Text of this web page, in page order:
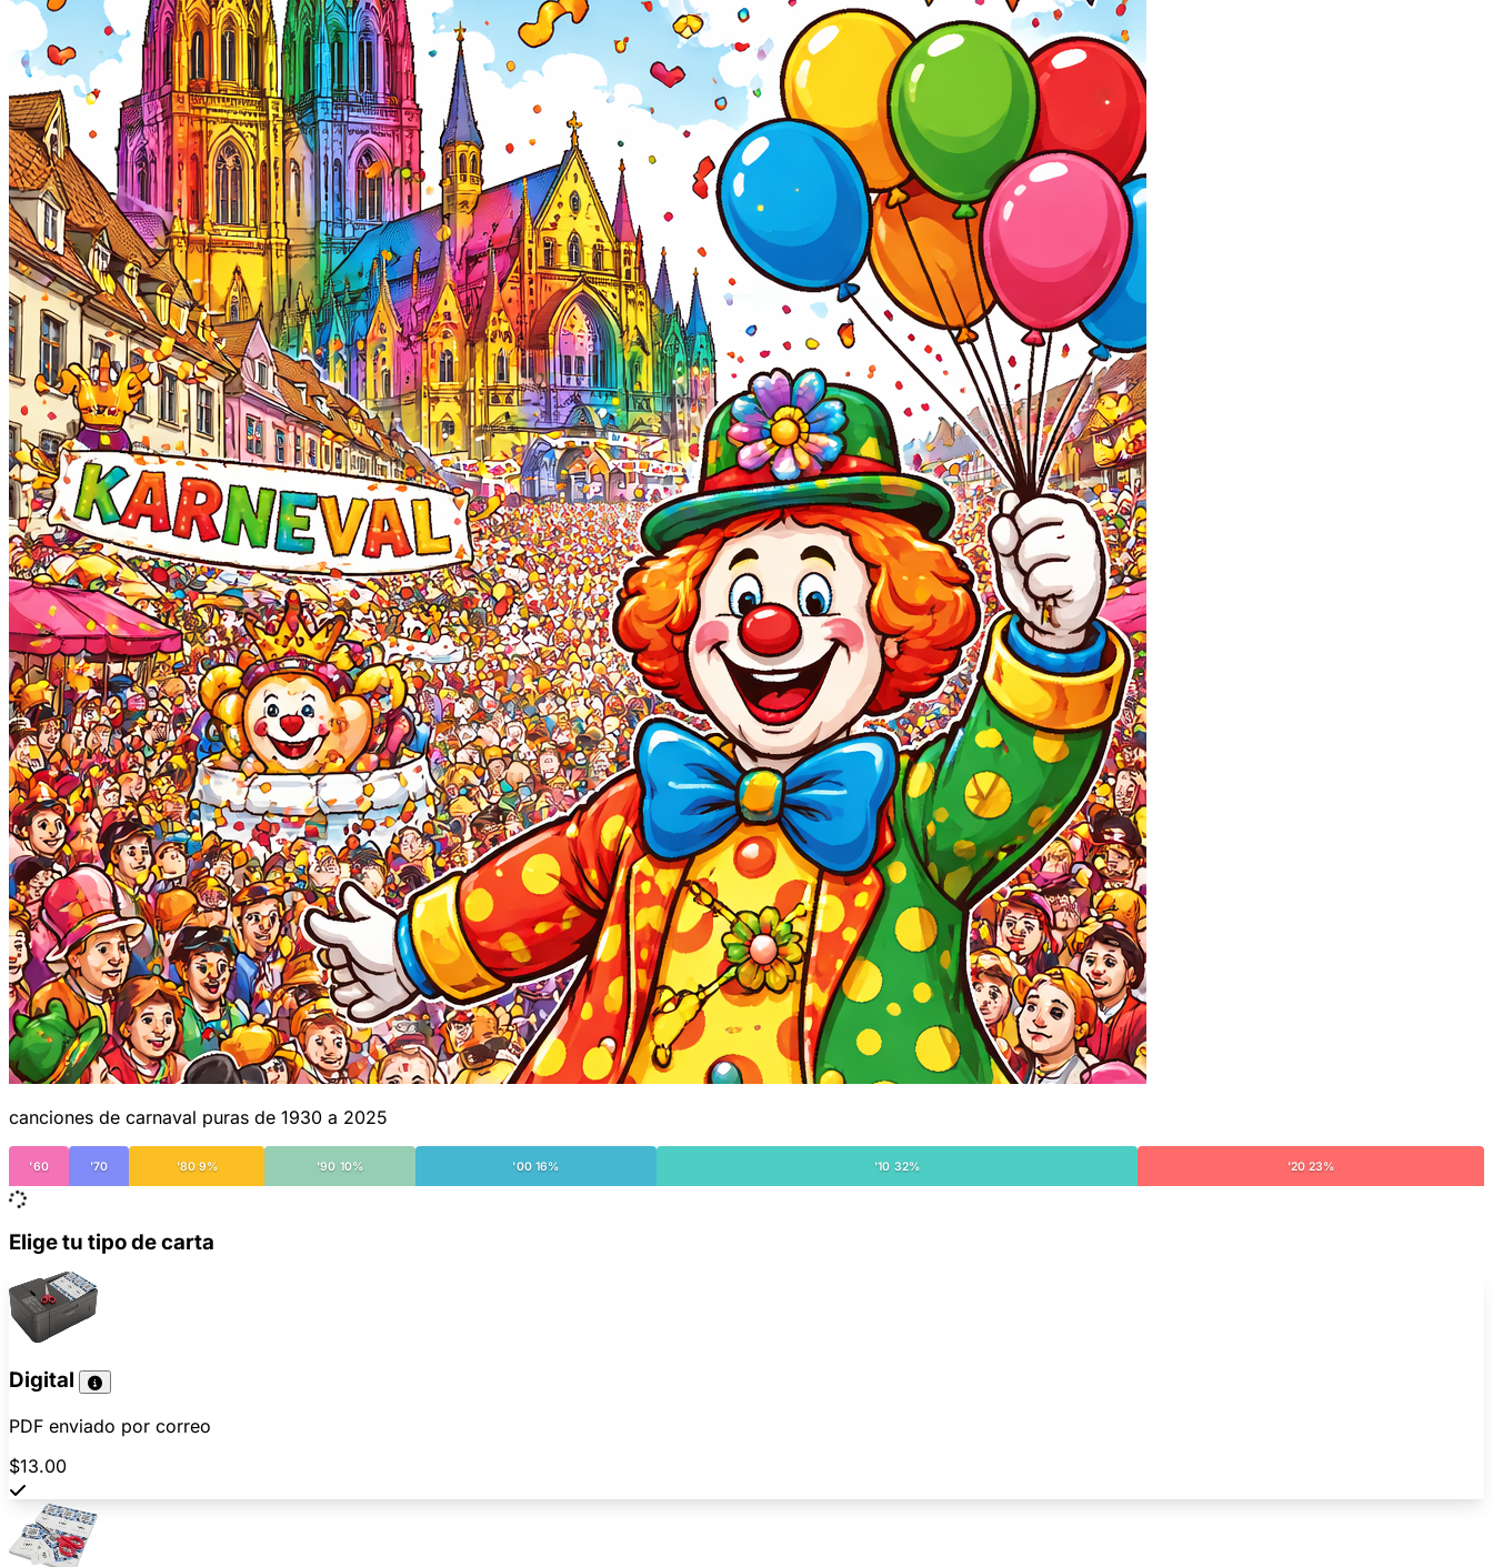
canciones de carnaval puras de 1930 a 2025
'60 '70 '80 9% '90 10% '00 16% '10 32% '20 23%
Elige tu tipo de carta
Digital
PDF enviado por correo
$13.00